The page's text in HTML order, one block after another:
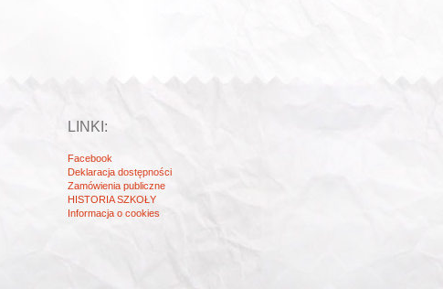
LINKI:
Facebook
Deklaracja dostępności
Zamówienia publiczne
HISTORIA SZKOŁY
Informacja o cookies